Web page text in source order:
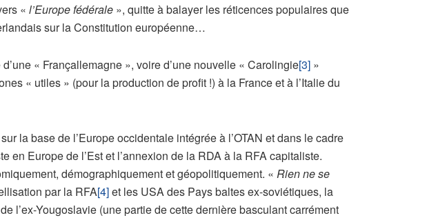
« l’Europe fédérale », quitte à balayer les réticences populaires que
sur la Constitution européenne…
« Françallemagne », voire d’une nouvelle « Carolingie[3] »
« utiles » (pour la production de profit !) à la France et à l’Italie du
la base de l’Europe occidentale intégrée à l’OTAN et dans le cadre
Europe de l’Est et l’annexion de la RDA à la RFA capitaliste.
démographiquement et géopolitiquement. « Rien ne se
par la RFA[4]et les USA des Pays baltes ex-soviétiques, la
l’ex-Yougoslavie (une partie de cette dernière basculant carrément